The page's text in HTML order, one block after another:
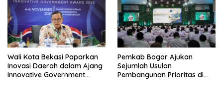
Wali Kota Bekasi Paparkan
Inovasi Daerah dalam Ajang
Innovative Government
Pemkab Bogor Ajukan
Sejumlah Usulan
Pembangunan Prioritas di